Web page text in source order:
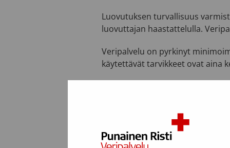
Luovutuksen turvallisuus
luovuttajan haastattelulla.
Veripalvelu on pyrkinyt
käytettävät tarvikkeet ovat aina
yhteydessä otettavista
tarttuvat infektiot (HIV, hepatiitit
Verenluovuttajien hyvin tuoreet